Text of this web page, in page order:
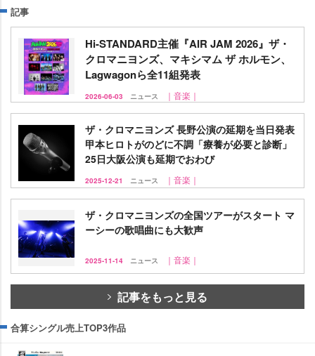
記事
Hi-STANDARD主催『AIR JAM 2026』ザ・
クロマニヨンズ、マキシマム ザ ホルモン、
Lagwagonら全11組発表
2026-06-03 ニュース ｜音楽｜
ザ・クロマニヨンズ 長野公演の延期を当日発表
甲本ヒロトがのどに不調「療養が必要と診断」
25日大阪公演も延期でおわび
2025-12-21 ニュース ｜音楽｜
ザ・クロマニヨンズの全国ツアーがスタート マ
ーシーの歌唱曲にも大歓声
2025-11-14 ニュース ｜音楽｜
記事をもっと見る
合算シングル売上TOP3作品